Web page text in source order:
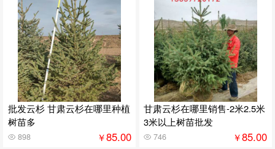
批发云杉 甘肃云杉在哪里种植
树苗多
898 ￥85.00
甘肃云杉在哪里销售-2米2.5米
3米以上树苗批发
746 ￥85.00